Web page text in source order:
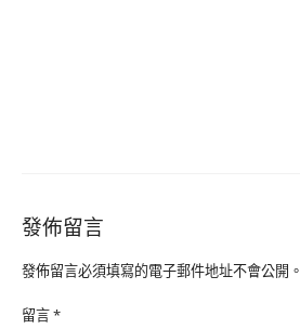
發佈留言
發佈留言必須填寫的電子郵件地址不會公開。
留言*